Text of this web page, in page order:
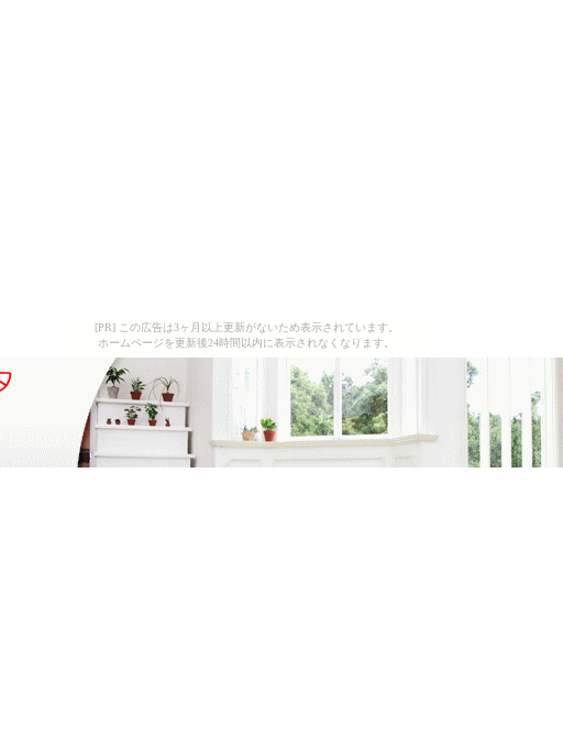
[PR] この広告は3ヶ月以上更新がないため表示されています。
ホームページを更新後24時間以内に表示されなくなります。